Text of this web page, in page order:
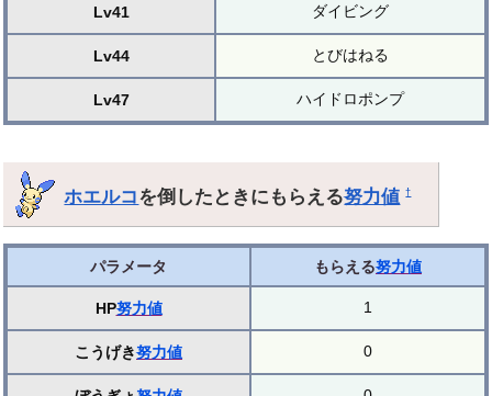
Lv41 ダイビング
Lv44 とびはねる
Lv47 ハイドロポンプ
ホエルコを倒したときにもらえる努力値 †
パラメータ もらえる努力値
HP努力値 1
こうげき努力値 0